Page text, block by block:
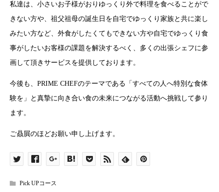
私達は、小さいお子様がおりゆっくり外で料理を食べることがで
きない方や、祖父祖母の誕生日を自宅でゆっくり家族と共に楽し
みたい方など、外食がしたくてもできない方や自宅でゆっくり食
事がしたいお客様の課題を解決するべく、多くの出張シェフに参
画して頂きサービスを提供しております。
今後も、PRIME CHEFのテーマである「すべての人へ特別な食体
験を」と真摯に向き合い食の未来につながる活動へ挑戦して参り
ます。
ご贔屓のほどお願い申し上げます。
Pick UPコース